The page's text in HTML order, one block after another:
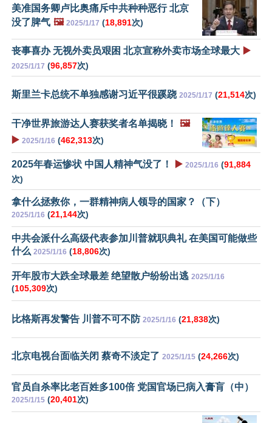
美准国务卿卢比奥痛斥中共种种恶行 北京
没了脾气 🖼️ 2025/1/17 (18,891次)
丧事喜办 无视外卖员艰困 北京宣称外卖市场全球最大 ▶️
2025/1/17 (96,857次)
斯里兰卡总统不单独感谢习近平很蹊跷 2025/1/17 (21,514次)
干净世界旅游达人赛获奖者名单揭晓！
🖼️
▶️ 2025/1/16 (462,313次)
2025年春运惨状 中国人精神气没了！ ▶️ 2025/1/16 (91,884
次)
拿什么拯救你，一群精神病人领导的国家？（下）
2025/1/16 (21,144次)
中共会派什么高级代表参加川普就职典礼 在美国可能做些
什么 2025/1/16 (18,806次)
开年股市大跌全球最差 绝望散户纷纷出逃 2025/1/16
(105,309次)
比格斯再发警告 川普不可不防 2025/1/16 (21,838次)
北京电视台面临关闭 蔡奇不淡定了 2025/1/15 (24,266次)
官员自杀率比老百姓多100倍 党国官场已病入膏肓（中）
2025/1/15 (20,401次)